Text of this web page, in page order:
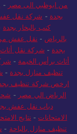
من ابوظبي الى مصر -
بجدة - شركة نقل
كنب بالبخار بجدة
بالرياض - نقل عفش من
بجدة - شركة نقل أثاث
أثاث برأس الخيمة -
تنظيف منازل بجدة -
ارخص شركة تنظيف
الرياض الي مصر -
دباب نقل عفش
الامتحانات - نتايج
تنظيف منازل بالباحة -